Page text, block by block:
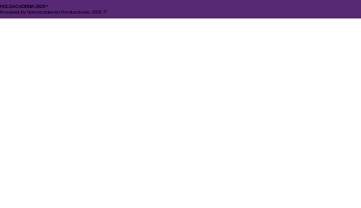
HOLOACADEMIA 2025®​
Powered By Holoacademia Producciones 2025 ©